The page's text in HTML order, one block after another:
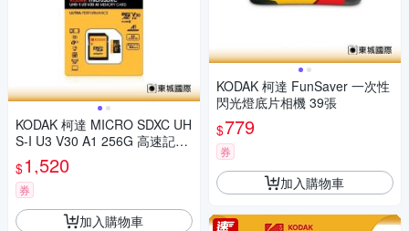
KODAK 柯達 MICRO SDXC UH
S-I U3 V30 A1 256G 高速記憶
卡(附轉卡)
$1,520
券
加入購物車
KODAK 柯達 FunSaver 一次性
閃光燈底片相機 39張
$779
券
加入購物車